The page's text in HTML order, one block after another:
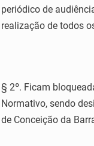
periódico de
realização de todos
§ 2º. Ficam
Normativo, sendo
de Conceição da